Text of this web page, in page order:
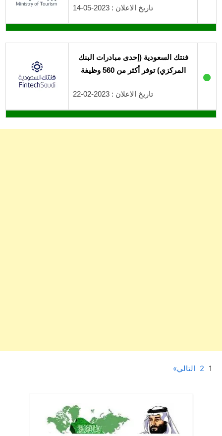
تاريخ الاعلان : 2023-05-14
●
فنتك السعودية (إحدى مبادرات البنك
المركزي) توفر أكثر من 560 وظيفة
تاريخ الاعلان : 2023-02-22
Posts1
2 التالي